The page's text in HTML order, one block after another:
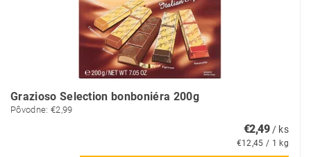
Grazioso Selection bonboniéra 200g
Pôvodne: €2,99
€2,49 / ks
€12,45 / 1 kg